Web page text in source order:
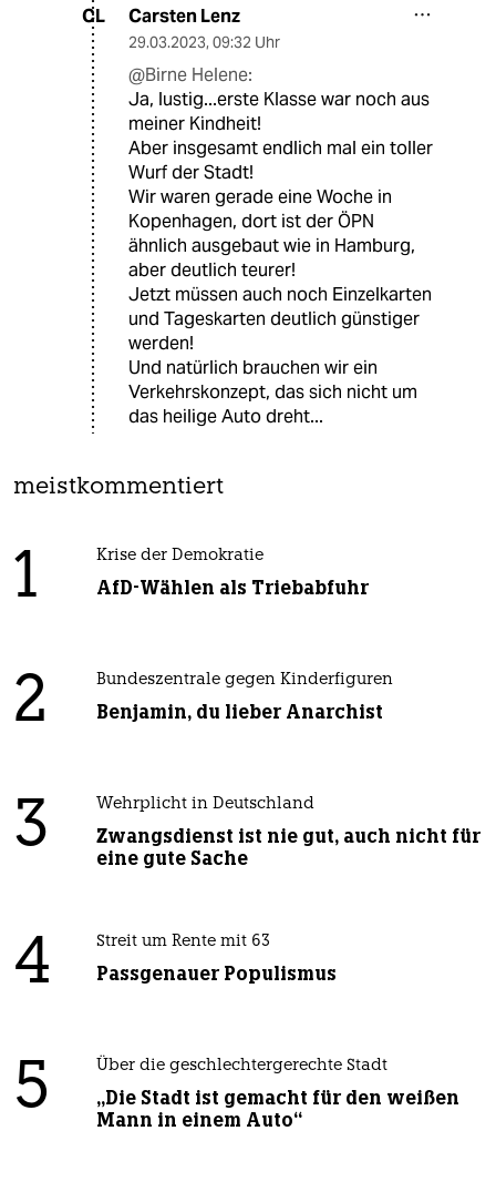
CL Carsten Lenz
29.03.2023, 09:32 Uhr
@Birne Helene:
Ja, lustig...erste Klasse war noch aus
meiner Kindheit!
Aber insgesamt endlich mal ein toller
Wurf der Stadt!
Wir waren gerade eine Woche in
Kopenhagen, dort ist der ÖPN
ähnlich ausgebaut wie in Hamburg,
aber deutlich teurer!
Jetzt müssen auch noch Einzelkarten
und Tageskarten deutlich günstiger
werden!
Und natürlich brauchen wir ein
Verkehrskonzept, das sich nicht um
das heilige Auto dreht...
meistkommentiert
1 Krise der Demokratie
AfD-Wählen als Triebabfuhr
2 Bundeszentrale gegen Kinderfiguren
Benjamin, du lieber Anarchist
3 Wehrplicht in Deutschland
Zwangsdienst ist nie gut, auch nicht für
eine gute Sache
4 Streit um Rente mit 63
Passgenauer Populismus
5 Über die geschlechtergerechte Stadt
„Die Stadt ist gemacht für den weißen
Mann in einem Auto“